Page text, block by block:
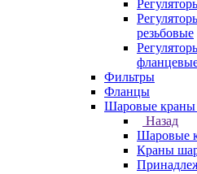
резьбовые
Фильтры
Фланцы
Шаровые краны
Назад
Шаровые
Краны